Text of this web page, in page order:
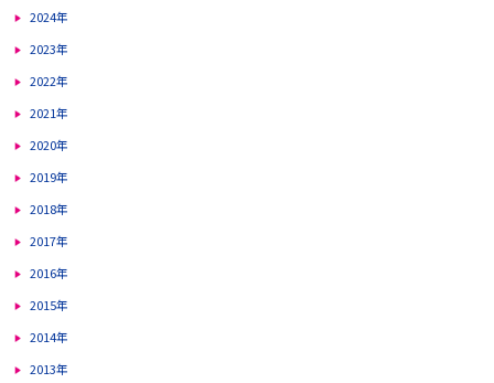
2024年
2023年
2022年
2021年
2020年
2019年
2018年
2017年
2016年
2015年
2014年
2013年